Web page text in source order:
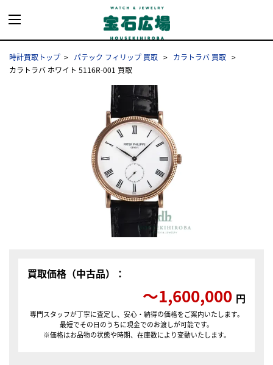
時計買取トップ パテック フィリップ 買取
カラトラバ 買取
カラトラバ ホワイト 5116R-001 買取
買取価格（中古品）：
〜1,600,000 円
専門スタッフが丁寧に査定し、安心・納得の価格をご案内いたします。
最短でその日のうちに現金でのお渡しが可能です。
※価格はお品物の状態や時期、在庫数により変動いたします。